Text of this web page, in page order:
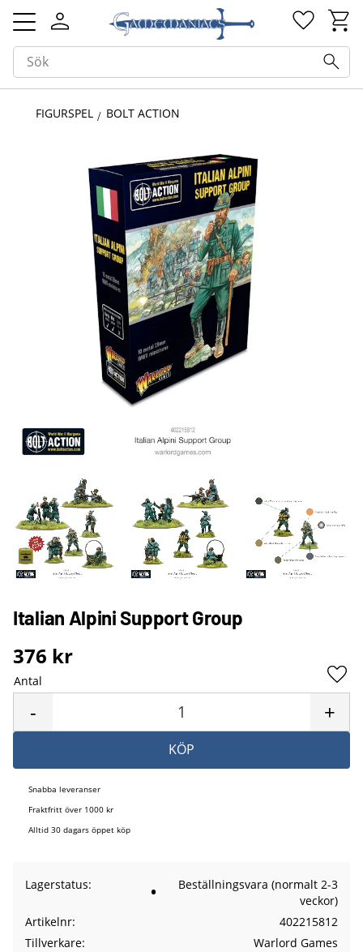
Meny
FIGURSPEL BOLT ACTION
Italian Alpini Support Group
376 kr
Antal
+
-
KÖP
Snabba leveranser
Fraktfritt över 1000 kr
Alltid 30 dagars öppet köp
Lagerstatus
Beställningsvara (normalt 2-3
veckor)
Artikelnr
402215812
Tillverkare
Warlord Games